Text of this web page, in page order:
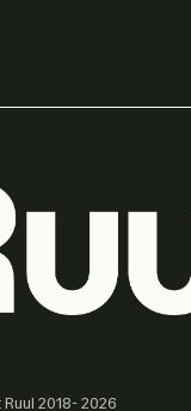
2018- 2026